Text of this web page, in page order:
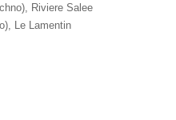
Riviere Salee
Le Lamentin